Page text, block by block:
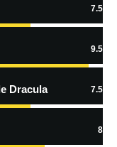
En savoir
7.5
9.5
Dracula 7.5
8